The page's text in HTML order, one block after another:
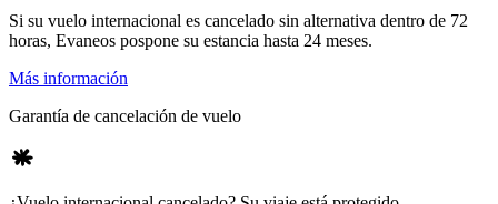
Si su vuelo internacional es cancelado sin alternativa dentro de 72
horas, Evaneos pospone su estancia hasta 24 meses.
Más información
Garantía de cancelación de vuelo